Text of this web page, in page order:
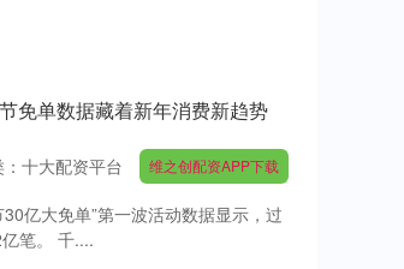
免单数据藏着新年消费新趋势
十大配资平台 维之创配资APP下载
亿大免单”第一波活动数据显示，过
笔。 千....